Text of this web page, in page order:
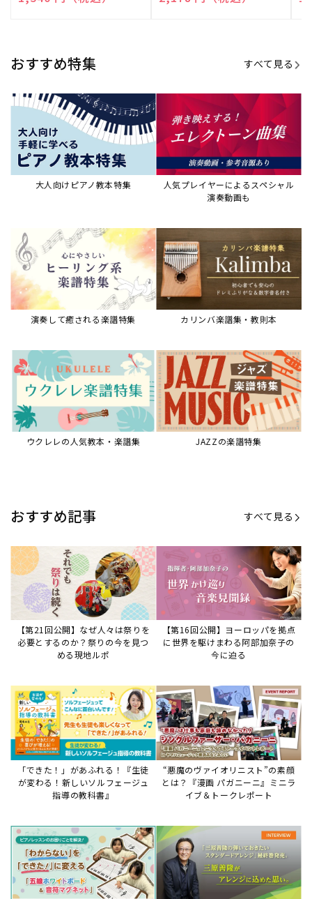
おすすめ特集 すべて見る
大人向けピアノ教本特集
人気プレイヤーによるスペシャル
演奏動画も
演奏して癒される楽譜特集 カリンバ楽譜集・教則本
ウクレレの人気教本・楽譜集 JAZZの楽譜特集
おすすめ記事 すべて見る
【第21回公開】なぜ人々は祭りを
必要とするのか？祭りの今を見つ
める現地ルポ
【第16回公開】ヨーロッパを拠点
に世界を駆けまわる阿部加奈子の
今に迫る
「できた！」があふれる！『生徒
が変わる！新しいソルフェージュ
指導の教科書』
“悪魔のヴァイオリニスト”の素顔
とは？『漫画 パガニーニ』ミニラ
イブ＆トークレポート